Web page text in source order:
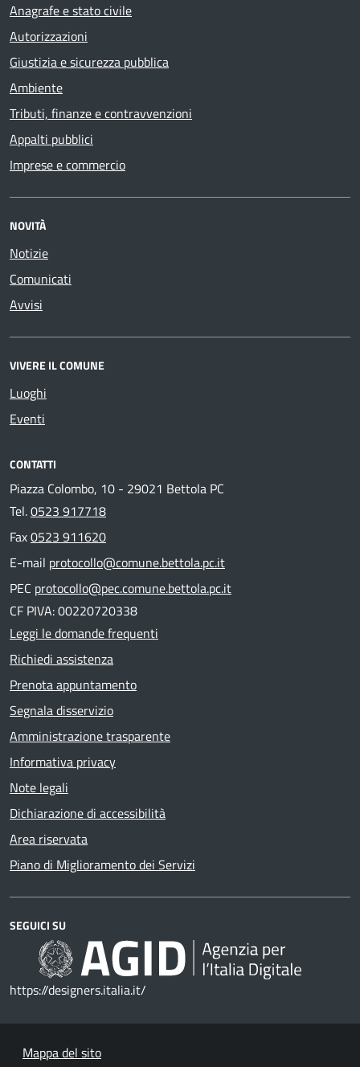
Anagrafe e stato civile
Autorizzazioni
Giustizia e sicurezza pubblica
Ambiente
Tributi, finanze e contravvenzioni
Appalti pubblici
Imprese e commercio
NOVITÀ
Notizie
Comunicati
Avvisi
VIVERE IL COMUNE
Luoghi
Eventi
CONTATTI
Piazza Colombo, 10 - 29021 Bettola PC
Tel.0523 917718
Fax0523 911620
E-mail protocollo@comune.bettola.pc.it
PEC protocollo@pec.comune.bettola.pc.it
CF PIVA: 00220720338
Leggi le domande frequenti
Richiedi assistenza
Prenota appuntamento
Segnala disservizio
Amministrazione trasparente
Informativa privacy
Note legali
Dichiarazione di accessibilità
Area riservata
Piano di Miglioramento dei Servizi
SEGUICI SU
https://designers.italia.it/
Mappa del sito